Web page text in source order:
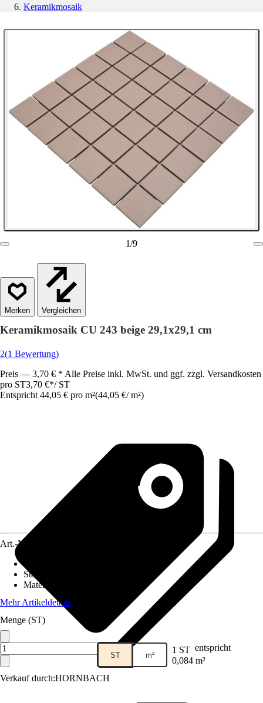
Keramikmosaik
1/9
Vergleichen
Keramikmosaik CU 243 beige 29,1x29,1 cm
2(1 Bewertung)
Preis — 3,70 € * Alle Preise inkl. MwSt. und ggf. zzgl. Versandkosten
pro ST3,70 €*/ ST
Entspricht 44,05 € pro m²(44,05 €/ m²)
Verkauf durch:HORNBACH
Art.-Nr.
Stärke
Material
Mehr Artikeldetails
Menge (ST)
ST m² 1 ST entspricht
0,084 m²